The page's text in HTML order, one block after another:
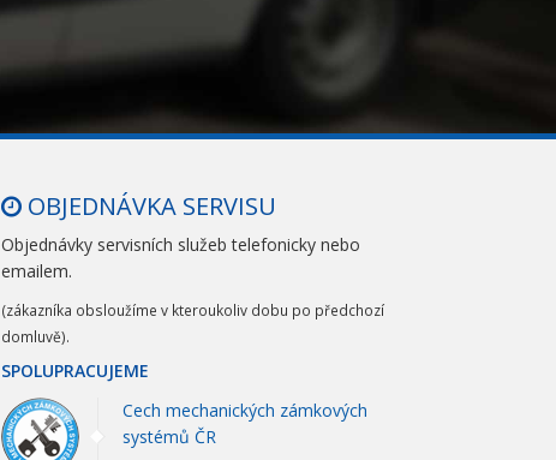
OBJEDNÁVKA SERVISU
Objednávky servisních služeb telefonicky nebo
emailem.
(zákazníka obsloužíme v kteroukoliv dobu po předchozí
domluvě).
SPOLUPRACUJEME
Cech mechanických zámkových
systémů ČR